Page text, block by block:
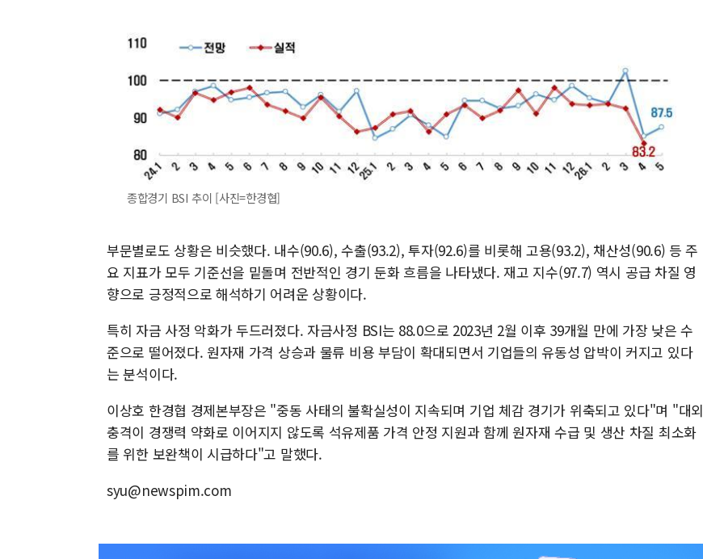
종합경기 BSI 추이 [사진=한경협]
부문별로도 상황은 비슷했다. 내수(90.6), 수출(93.2), 투자(92.6)를 비롯해 고용(93.2), 채산성(90.6) 등 주
요 지표가 모두 기준선을 밑돌며 전반적인 경기 둔화 흐름을 나타냈다. 재고 지수(97.7) 역시 공급 차질 영
향으로 긍정적으로 해석하기 어려운 상황이다.
특히 자금 사정 악화가 두드러졌다. 자금사정 BSI는 88.0으로 2023년 2월 이후 39개월 만에 가장 낮은 수
준으로 떨어졌다. 원자재 가격 상승과 물류 비용 부담이 확대되면서 기업들의 유동성 압박이 커지고 있다
는 분석이다.
이상호 한경협 경제본부장은 "중동 사태의 불확실성이 지속되며 기업 체감 경기가 위축되고 있다"며 "대외
충격이 경쟁력 약화로 이어지지 않도록 석유제품 가격 안정 지원과 함께 원자재 수급 및 생산 차질 최소화
를 위한 보완책이 시급하다"고 말했다.
syu@newspim.com